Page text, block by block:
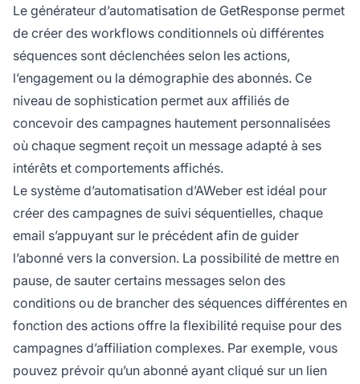
Le générateur d’automatisation de GetResponse permet
de créer des workflows conditionnels où différentes
séquences sont déclenchées selon les actions,
l’engagement ou la démographie des abonnés. Ce
niveau de sophistication permet aux affiliés de
concevoir des campagnes hautement personnalisées
où chaque segment reçoit un message adapté à ses
intérêts et comportements affichés.
Le système d’automatisation d’AWeber est idéal pour
créer des campagnes de suivi séquentielles, chaque
email s’appuyant sur le précédent afin de guider
l’abonné vers la conversion. La possibilité de mettre en
pause, de sauter certains messages selon des
conditions ou de brancher des séquences différentes en
fonction des actions offre la flexibilité requise pour des
campagnes d’affiliation complexes. Par exemple, vous
pouvez prévoir qu’un abonné ayant cliqué sur un lien